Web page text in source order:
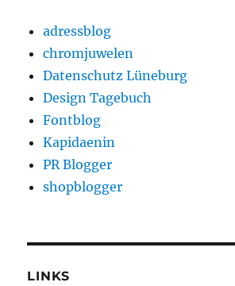
adressblog
chromjuwelen
Datenschutz Lüneburg
Design Tagebuch
Fontblog
Kapidaenin
PR Blogger
shopblogger
LINKS